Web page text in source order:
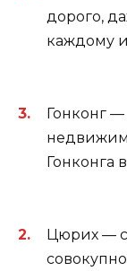
дорого,
каждому
Гонконг
Гонконга
Цюрих —